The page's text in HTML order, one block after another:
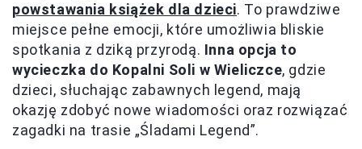
powstawania książek dla dzieci. To prawdziwe
miejsce pełne emocji, które umożliwia bliskie
spotkania z dziką przyrodą. Inna opcja to
wycieczka do Kopalni Soli w Wieliczce, gdzie
dzieci, słuchając zabawnych legend, mają
okazję zdobyć nowe wiadomości oraz rozwiązać
zagadki na trasie „Śladami Legend”.